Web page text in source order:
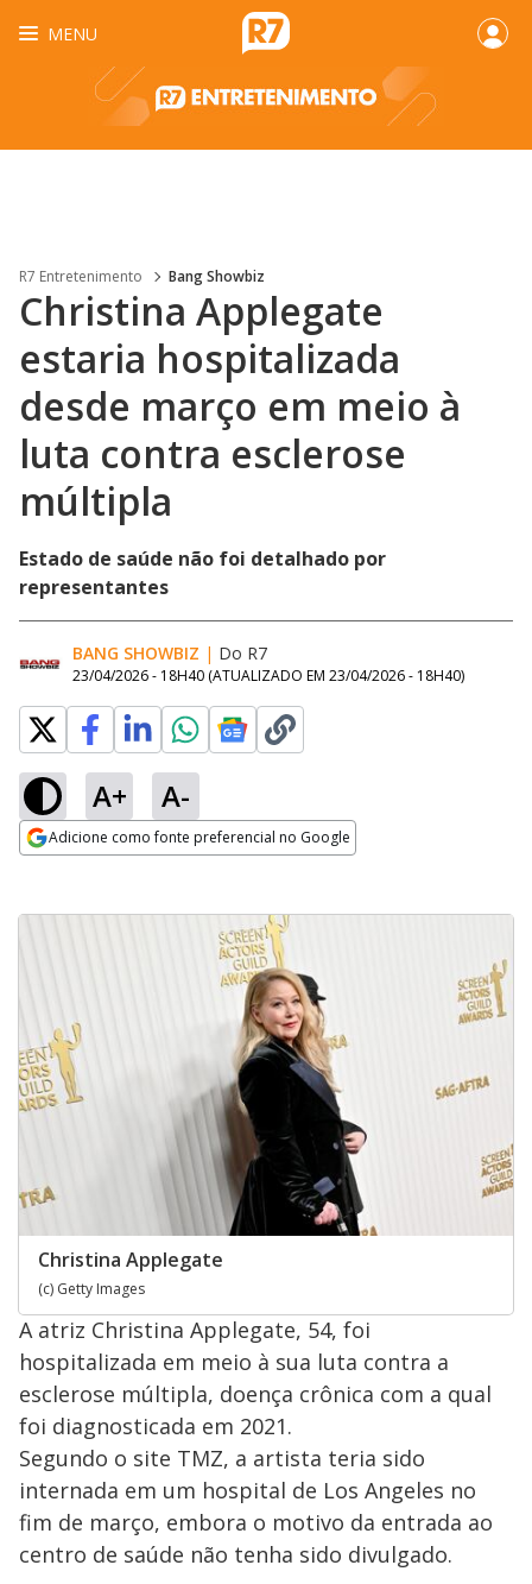
MENU
R7 Entretenimento Bang Showbiz
Christina Applegate
estaria hospitalizada
desde março em meio à
luta contra esclerose
múltipla
Estado de saúde não foi detalhado por
representantes
BANG SHOWBIZ | Do R7
23/04/2026 - 18H40 (ATUALIZADO EM 23/04/2026 - 18H40)
A+ A-
Adicione como fonte preferencial no Google
Christina Applegate
(c) Getty Images
A atriz Christina Applegate, 54, foi
hospitalizada em meio à sua luta contra a
esclerose múltipla, doença crônica com a qual
foi diagnosticada em 2021.
Segundo o site TMZ, a artista teria sido
internada em um hospital de Los Angeles no
fim de março, embora o motivo da entrada ao
centro de saúde não tenha sido divulgado.